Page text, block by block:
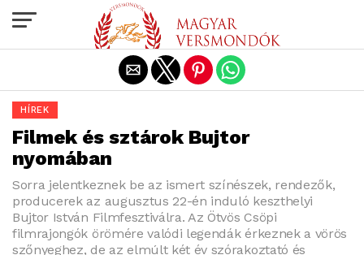
HÍREK
Filmek és sztárok Bujtor
nyomában
Sorra jelentkeznek be az ismert színészek, rendezők,
producerek az augusztus 22-én induló keszthelyi
Bujtor István Filmfesztiválra. Az Ötvös Csöpi
filmrajongók örömére valódi legendák érkeznek a vörös
szőnyeghez, de az elmúlt két év szórakoztató és
Exit mobile version